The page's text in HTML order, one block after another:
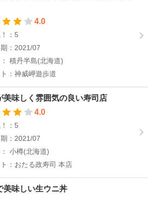
4.0
：5
：2021/07
積丹半島(北海道)
：神威岬遊歩道
美味しく雰囲気の良い寿司店
4.0
：5
：2021/07
小樽(北海道)
：おたる政寿司 本店
美味しい生ウニ丼